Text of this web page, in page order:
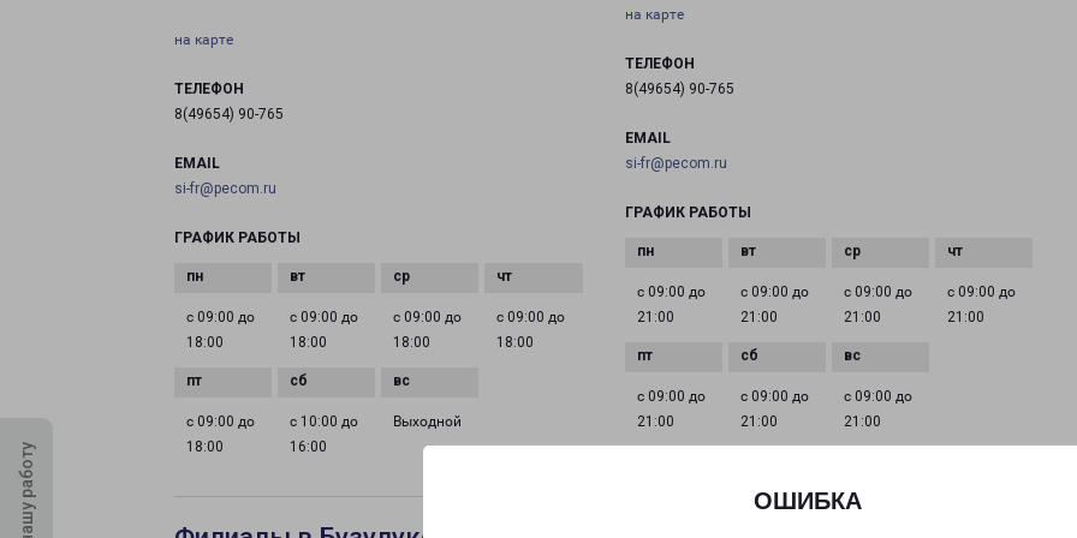
ОШИБКА
на карте
ТЕЛЕФОН
8(49654) 90-765
EMAIL
si-fr@pecom.ru
ГРАФИК РАБОТЫ
с 09:00 до
18:00
с 09:00 до
18:00
с 09:00 до
18:00
с 09:00 до
18:00
с 09:00 до
18:00
с 10:00 до
16:00
Выходной
на карте
ТЕЛЕФОН
8(49654) 90-765
EMAIL
si-fr@pecom.ru
ГРАФИК РАБОТЫ
с 09:00 до
21:00
с 09:00 до
21:00
с 09:00 до
21:00
с 09:00 до
21:00
с 09:00 до
21:00
с 09:00 до
21:00
с 09:00 до
21:00